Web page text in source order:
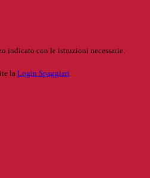
indicato con le istruzioni necessarie.
la Login Spaggiari